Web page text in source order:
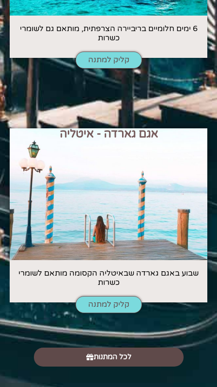
6 ימים חלומיים בריביירה הצרפתית, מותאם גם לשומרי
כשרות
קליק למתנה
אגם גארדה - איטליה
שבוע באגם גארדה שבאיטליה הקסומה מותאם לשומרי
כשרות
קליק למתנה
לכל המתנות